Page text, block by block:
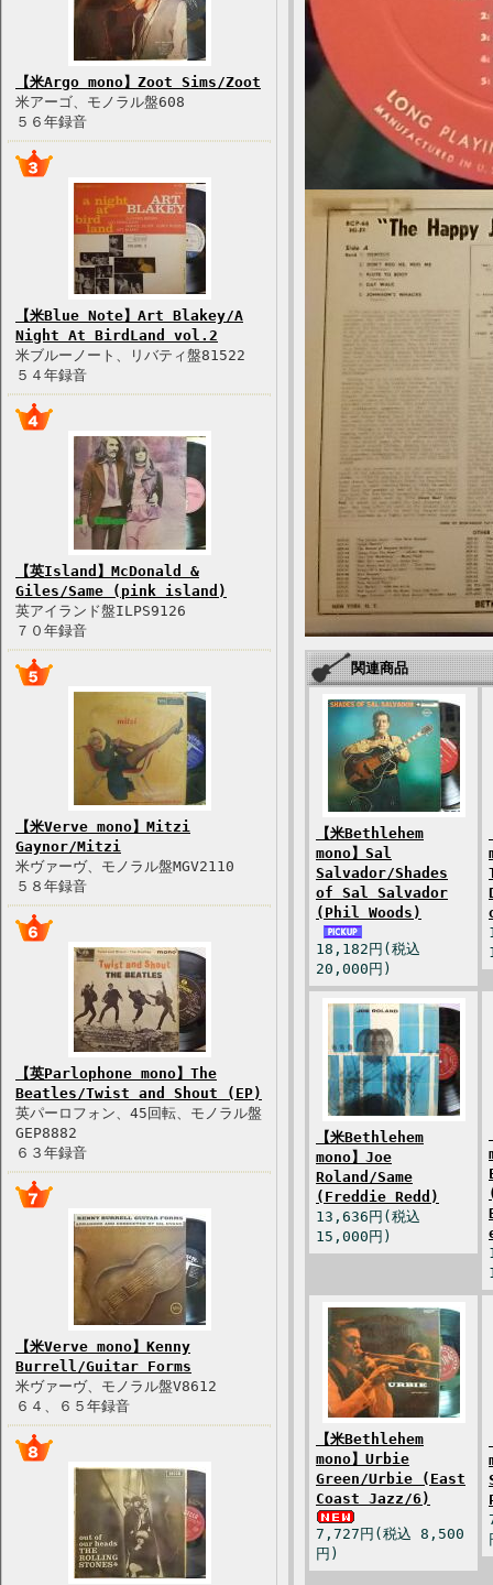
【米Argo mono】Zoot Sims/Zoot
米アーゴ、モノラル盤608
５６年録音
【米Blue Note】Art Blakey/A
Night At BirdLand vol.2
米ブルーノート、リバティ盤81522
５４年録音
【英Island】McDonald &
Giles/Same (pink island)
英アイランド盤ILPS9126
７０年録音
【米Verve mono】Mitzi
Gaynor/Mitzi
米ヴァーヴ、モノラル盤MGV2110
５８年録音
【英Parlophone mono】The
Beatles/Twist and Shout (EP)
英パーロフォン、45回転、モノラル盤
GEP8882
６３年録音
【米Verve mono】Kenny
Burrell/Guitar Forms
米ヴァーヴ、モノラル盤V8612
６４、６５年録音
関連商品
【米Bethlehem
mono】Sal
Salvador/Shades
of Sal Salvador
(Phil Woods)
18,182円(税込
20,000円)
【米Bethlehem
mono】Joe
Roland/Same
(Freddie Redd)
13,636円(税込
15,000円)
【米Bethlehem
mono】Urbie
Green/Urbie (East
Coast Jazz/6)
7,727円(税込 8,500
円)